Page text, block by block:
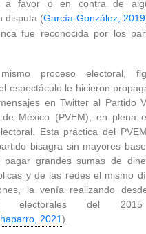
a favor o en contra de
disputa (García-González, 2019
fue reconocida por los
proceso electoral,
espectáculo le hicieron
en Twitter al Partido
de México (PVEM), en plena
Esta práctica del
bisagra sin mayores
pagar grandes sumas de
y de las redes el mismo
la venía realizando
electorales del
2021).